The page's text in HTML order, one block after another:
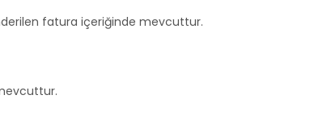
fatura içeriğinde mevcuttur.